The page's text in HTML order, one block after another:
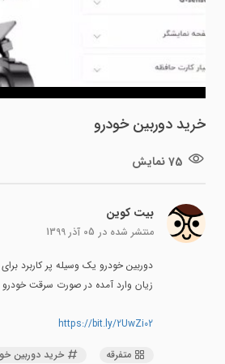
خرید دوربین خودرو
75 نمایش
بیت کوین
منتشر شده در 05 آذر 1399
دوربین خودرو یک وسیله پر کاربرد
زیان وارد آمده در صورت سرقت خودرو
https://bit.ly/2UwZi02
متفرقه
خرید دوربین